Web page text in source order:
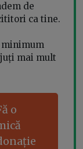
de
ca tine.
minimum
mai mult
o